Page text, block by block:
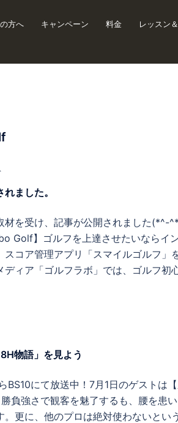
方へ キャンペーン 料金 レッスン
ました。
材を受け、記事が公開されました
Golf】ゴルフを上達させたいならイ
スコア管理アプリ「スマイルゴルフ
ィア「ゴルフラボ」では、ゴルフ初
物語」を見よう
BS10にて放送中！7月1日のゲストは
負強さで観客を魅了するも、腰を患
。更に、他のプロは絶対使わないと